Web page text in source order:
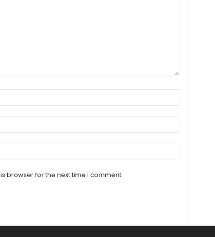
browser for the next time I comment.